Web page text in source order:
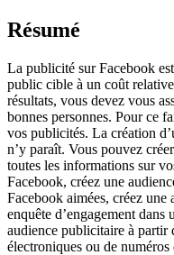
Résumé
La publicité sur Facebook
public cible à un coût
résultats, vous devez vous
bonnes personnes. Pour ce
vos publicités. La création
n’y paraît. Vous pouvez
toutes les informations sur
Facebook, créez une
Facebook aimées, créez
enquête d’engagement
audience publicitaire à partir
électroniques ou de numéros